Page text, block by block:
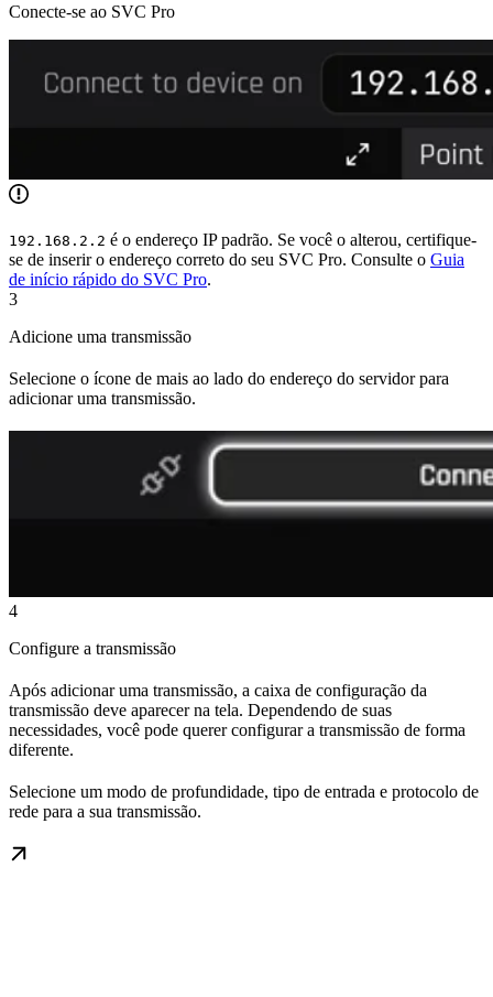
Conecte-se ao SVC Pro
192.168.2.2 é o endereço IP padrão. Se você o alterou, certifique-
se de inserir o endereço correto do seu SVC Pro. Consulte o Guia
de início rápido do SVC Pro.
3
Adicione uma transmissão
Selecione o ícone de mais ao lado do endereço do servidor para
adicionar uma transmissão.
4
Configure a transmissão
Após adicionar uma transmissão, a caixa de configuração da
transmissão deve aparecer na tela. Dependendo de suas
necessidades, você pode querer configurar a transmissão de forma
diferente.
Selecione um modo de profundidade, tipo de entrada e protocolo de
rede para a sua transmissão.